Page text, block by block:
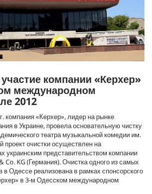
компании «Керхер»
международном
2012
компания «Керхер», лидер на рынке
в Украине, провела основательную чистку
театра музыкальной комедии им.
проект очистки осуществлен на
украинским представительством компании
KG (Германия). Очистка одного из самых
Одессе реализована в рамках спонсорского
в 3-м Одесском международном